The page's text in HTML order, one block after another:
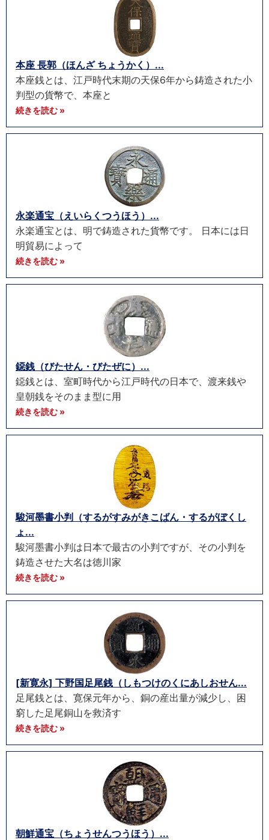
本座 長郭（ほんざ ちょうかく）...
本座銭とは、江戸時代末期の天保6年から鋳造された小
判型の貨幣で、本座と
続きを読む »
永楽通宝（えいらくつうほう）...
永楽通宝とは、明で鋳造された貨幣です。 日本には日
明貿易によって
続きを読む »
鐚銭（びたせん・びたぜに）...
鐚銭とは、室町時代から江戸時代の日本で、渡来銭や
皇朝銭をそのまま型に用
続きを読む »
駿河墨書小判（するがすみがきこばん・するがぼくし
ょ...
駿河墨書小判は日本で最古の小判ですが、その小判を
鋳造させた大名は徳川家
続きを読む »
[新寛永] 下野国足尾銭（しもつけのくにあしおせん...
足尾銭とは、寛保元年から、銅の産出量が減少し、困
窮した足尾銅山を救済す
続きを読む »
朝鮮通宝（ちょうせんつうほう）...